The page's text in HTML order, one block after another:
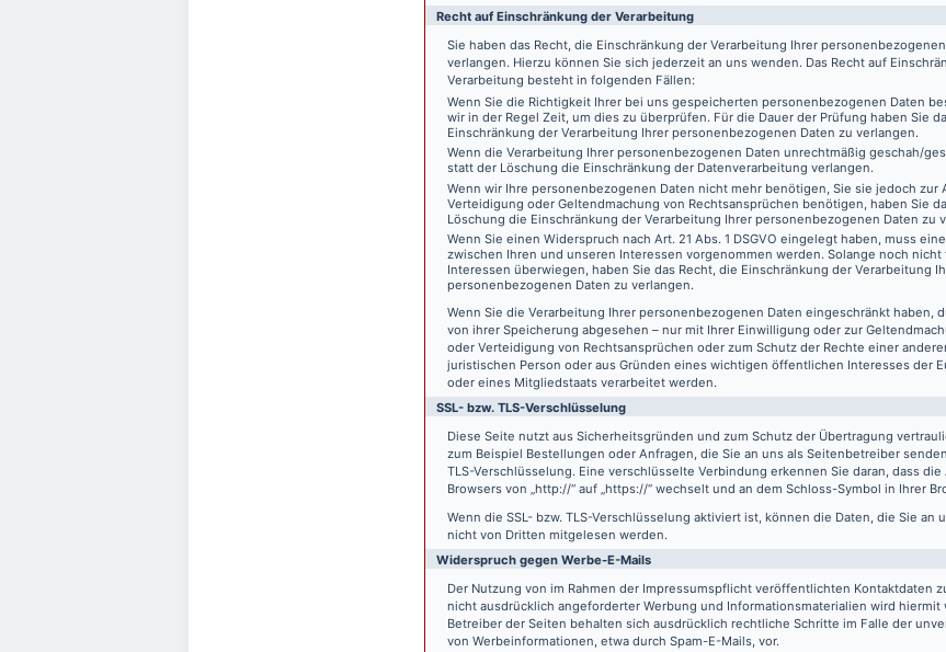
Recht auf Einschränkung der Verarbeitung
Sie haben das Recht, die Einschränkung der Verarbeitung Ihrer
verlangen. Hierzu können Sie sich jederzeit an uns wenden. Das Recht auf
Verarbeitung besteht in folgenden Fällen:
Wenn Sie die Richtigkeit Ihrer bei uns gespeicherten personenbezogenen Daten
wir in der Regel Zeit, um dies zu überprüfen. Für die Dauer der Prüfung haben Sie
Einschränkung der Verarbeitung Ihrer personenbezogenen Daten zu verlangen.
Wenn die Verarbeitung Ihrer personenbezogenen Daten unrechtmäßig geschah/
statt der Löschung die Einschränkung der Datenverarbeitung verlangen.
Wenn wir Ihre personenbezogenen Daten nicht mehr benötigen, Sie sie jedoch zur
Verteidigung oder Geltendmachung von Rechtsansprüchen benötigen, haben Sie
Löschung die Einschränkung der Verarbeitung Ihrer personenbezogenen Daten zu
Wenn Sie einen Widerspruch nach Art. 21 Abs. 1 DSGVO eingelegt haben, muss
zwischen Ihren und unseren Interessen vorgenommen werden. Solange noch
Interessen überwiegen, haben Sie das Recht, die Einschränkung der Verarbeitung
personenbezogenen Daten zu verlangen.
Wenn Sie die Verarbeitung Ihrer personenbezogenen Daten eingeschränkt haben,
von ihrer Speicherung abgesehen – nur mit Ihrer Einwilligung oder zur
oder Verteidigung von Rechtsansprüchen oder zum Schutz der Rechte einer
juristischen Person oder aus Gründen eines wichtigen öffentlichen Interesses der
oder eines Mitgliedstaats verarbeitet werden.
SSL- bzw. TLS-Verschlüsselung
Diese Seite nutzt aus Sicherheitsgründen und zum Schutz der Übertragung
zum Beispiel Bestellungen oder Anfragen, die Sie an uns als Seitenbetreiber
TLS-Verschlüsselung. Eine verschlüsselte Verbindung erkennen Sie daran, dass
Browsers von „http://“ auf „https://“ wechselt und an dem Schloss-Symbol in Ihrer
Wenn die SSL- bzw. TLS-Verschlüsselung aktiviert ist, können die Daten, die Sie an
nicht von Dritten mitgelesen werden.
Widerspruch gegen Werbe-E-Mails
Der Nutzung von im Rahmen der Impressumspflicht veröffentlichten Kontaktdaten
nicht ausdrücklich angeforderter Werbung und Informationsmaterialien wird hiermit
Betreiber der Seiten behalten sich ausdrücklich rechtliche Schritte im Falle der
von Werbeinformationen, etwa durch Spam-E-Mails, vor.